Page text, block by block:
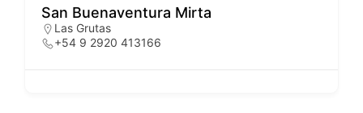
San Buenaventura Mirta
Las Grutas
+54 9 2920 413166